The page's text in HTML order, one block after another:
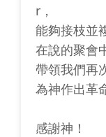
r，
能夠接枝並
在說的聚會
帶領我們再
為神作出革
感謝神！